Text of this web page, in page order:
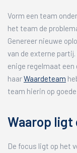
Vorm een team
het team de
Genereer nieuwe
van de externe
enige regelmaat
haarWaardeteam
team hierin op
Waarop ligt
De focus ligt op het